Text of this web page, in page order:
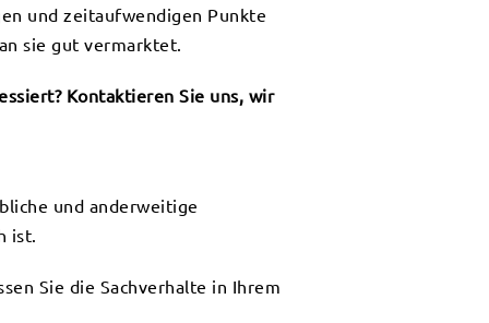
und zeitaufwendigen Punkte
sie gut vermarktet.
Kontaktieren Sie uns, wir
und anderweitige
ist.
Sie die Sachverhalte in Ihrem